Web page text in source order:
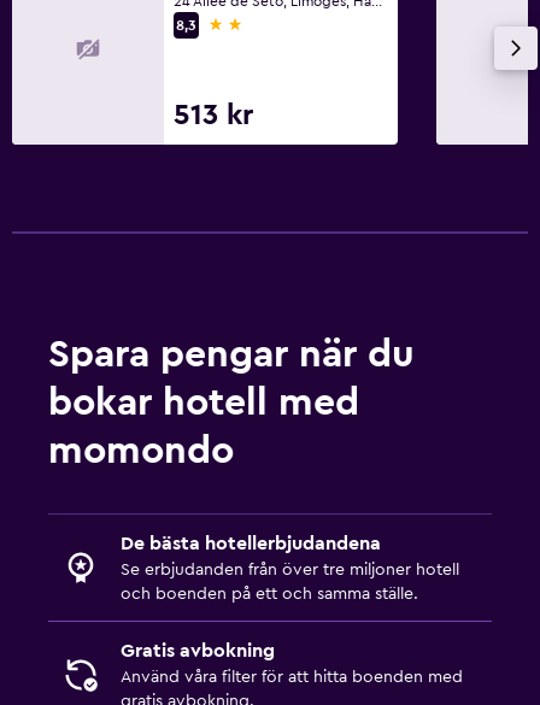
8,3
2 stjärnor
513 kr
Spara pengar när du
bokar hotell med
momondo
De bästa hotellerbjudandena
Se erbjudanden från över tre miljoner hotell
och boenden på ett och samma ställe.
Gratis avbokning
Använd våra filter för att hitta boenden med
gratis avbokning.